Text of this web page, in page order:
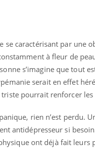
caractérisant par une
à fleur de
s’imagine que tout
serait en effet
pourrait renforcer les
rien n’est perdu.
antidépresseur si
ont déjà fait leurs
mentale : et si on
Youtube
d'idées reçues chez les
parfois chez les